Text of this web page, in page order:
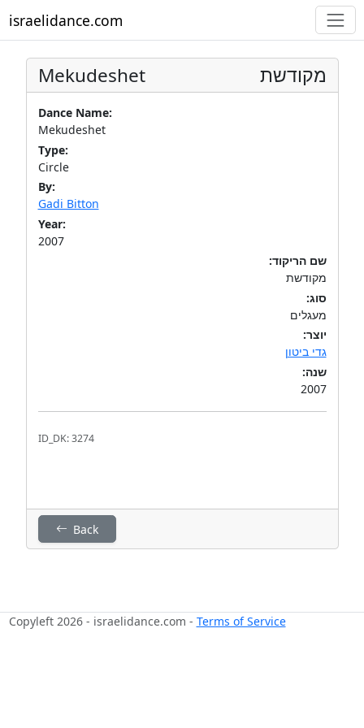
israelidance.com
Mekudeshet מקודשת
Dance Name:
Mekudeshet
Type:
Circle
By:
Gadi Bitton
Year:
2007
שם הריקוד:
מקודשת
סוג:
מעגלים
יוצר:
גדי ביטון
שנה:
2007
ID_DK: 3274
Back
Copyleft 2026 - israelidance.com - Terms of Service